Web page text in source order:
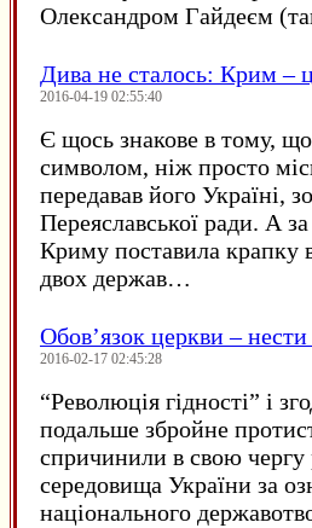
Олександром Гайдеєм
Дива не сталось: Крим –
2016-04-19 02:55:40
Є щось знакове в тому, що
символом, ніж просто
передавав його Україні,
Переяславської ради. А
Криму поставила крапку
двох держав…
Обов’язок церкви –
2016-02-17 02:45:28
“Революція гідності” і
подальше збройне
спричинили в свою чергу
середовища України за
національного